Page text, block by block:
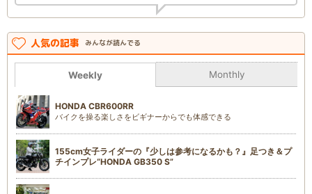
人気の記事 みんなが読んでる
Weekly Monthly
HONDA CBR600RR
バイクを操る楽しさをビギナーからでも体感できる
155cm女子ライダーの『少しは参考になるかも？』足つき＆プ
チインプレ“HONDA GB350 S”